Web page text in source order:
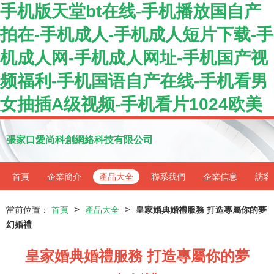
手机版天堂bt在线-手机播放国自产
拍在-手机成人-手机成人短片下载-手
机成人网-手机成人网址-手机国产视
频福利-手机国语自产在线-手机看男
女抽插A级视频-手机看片1024欧美
張家口愛尚科創網絡科技有限公司
首頁 企業簡介 產品大全 聯系我們 企業信息 訪客
當前位置： 首頁 > 產品大全 >
皇家婚典婚禮服務 打造專屬你的夢
幻婚禮
皇家婚典婚禮服務 打造專屬你的夢